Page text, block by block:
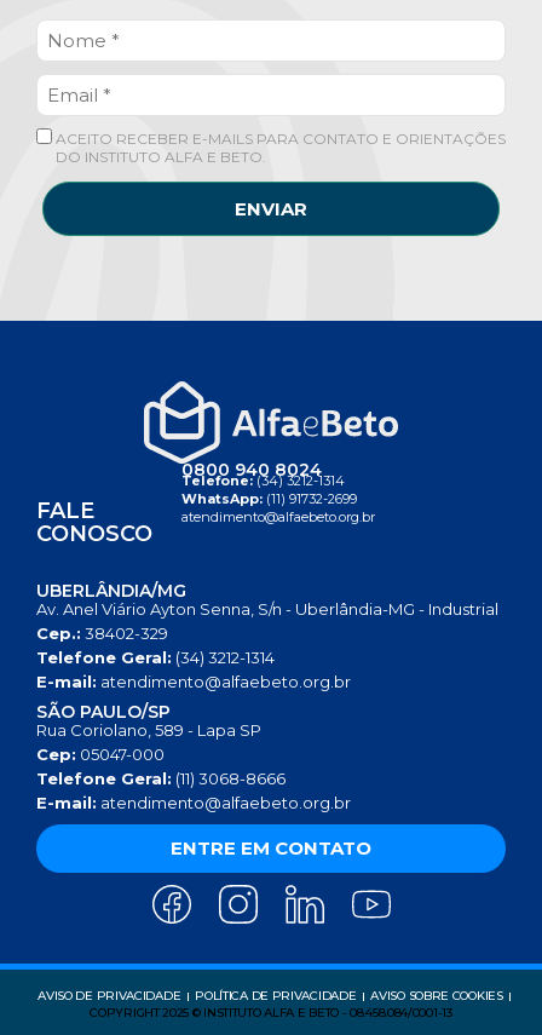
ACEITO RECEBER E-MAILS PARA CONTATO E ORIENTAÇÕES
DO INSTITUTO ALFA E BETO.
ENVIAR
FALE
CONOSCO
0800 940 8024
Telefone:(34) 3212-1314
WhatsApp: (11) 91732-2699
atendimento@alfaebeto.org.br
UBERLÂNDIA/MG
Av. Anel Viário Ayton Senna, S/n - Uberlândia-MG - Industrial
Cep.: 38402-329
Telefone Geral: (34) 3212-1314
E-mail: atendimento@alfaebeto.org.br
SÃO PAULO/SP
Rua Coriolano, 589 - Lapa SP
Cep: 05047-000
Telefone Geral: (11) 3068-8666
E-mail: atendimento@alfaebeto.org.br
ENTRE EM CONTATO
AVISO DE PRIVACIDADE POLÍTICA DE PRIVACIDADE
AVISO SOBRE COOKIES
COPYRIGHT 2025 © INSTITUTO ALFA E BETO - 08.458.084/0001-13